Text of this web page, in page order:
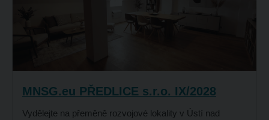
MNSG.eu PŘEDLICE s.r.o. IX/2028
Vydělejte na přeměně rozvojové lokality v Ústí nad